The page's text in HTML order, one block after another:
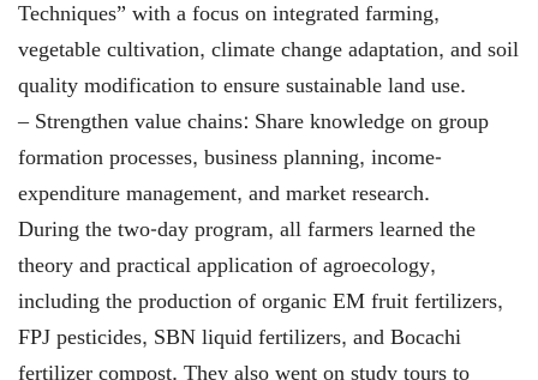
Techniques” with a focus on integrated farming,
vegetable cultivation, climate change adaptation, and soil
quality modification to ensure sustainable land use.
– Strengthen value chains: Share knowledge on group
formation processes, business planning, income-
expenditure management, and market research.
During the two-day program, all farmers learned the
theory and practical application of agroecology,
including the production of organic EM fruit fertilizers,
FPJ pesticides, SBN liquid fertilizers, and Bocachi